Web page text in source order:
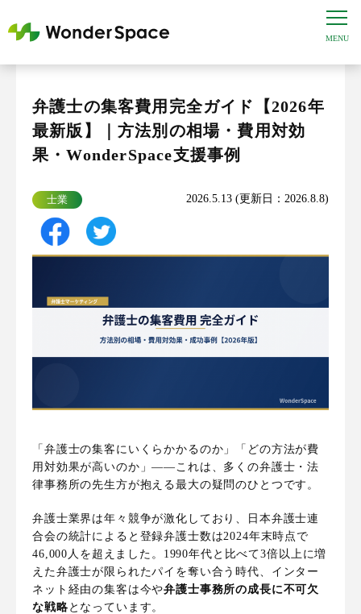
弁護士の集客費用完全ガイド【2026年
最新版】｜方法別の相場・費用対効
果・WonderSpace支援事例
士業 2026.5.13 (更新日：2026.8.8)
「弁護士の集客にいくらかかるのか」「どの方法が費
用対効果が高いのか」——これは、多くの弁護士・法
律事務所の先生方が抱える最大の疑問のひとつです。
弁護士業界は年々競争が激化しており、日本弁護士連
合会の統計によると登録弁護士数は2024年末時点で
46,000人を超えました。1990年代と比べて3倍以上に増
えた弁護士が限られたパイを奪い合う時代、インター
ネット経由の集客は今や弁護士事務所の成長に不可欠
な戦略 となっています。